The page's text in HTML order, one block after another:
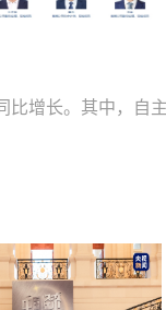
比增长。其中，自